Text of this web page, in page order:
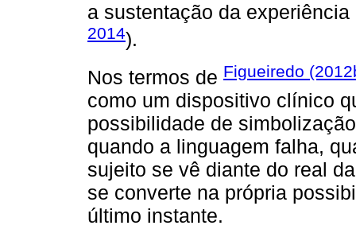
a sustentação da
2014).
Nos termos de Figueiredo
como um dispositivo clínico
possibilidade de
quando a linguagem falha,
sujeito se vê diante do real
se converte na própria
último instante.